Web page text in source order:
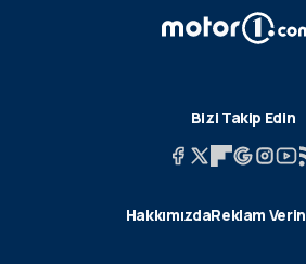
Bizi Takip Edin
HakkımızdaReklam Verin